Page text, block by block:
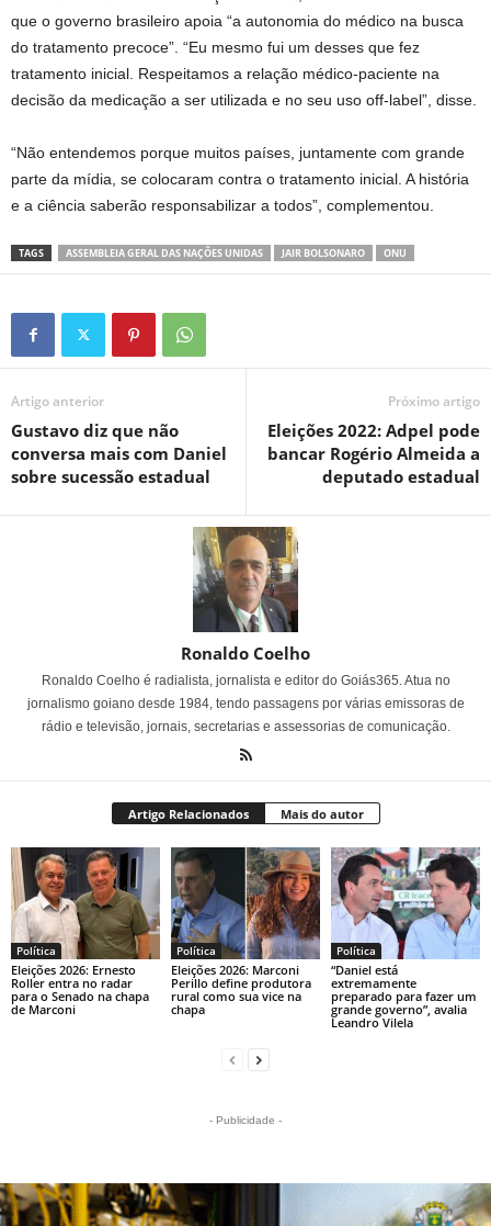
que o governo brasileiro apoia “a autonomia do médico na busca
do tratamento precoce”. “Eu mesmo fui um desses que fez
tratamento inicial. Respeitamos a relação médico-paciente na
decisão da medicação a ser utilizada e no seu uso off-label”, disse.
“Não entendemos porque muitos países, juntamente com grande
parte da mídia, se colocaram contra o tratamento inicial. A história
e a ciência saberão responsabilizar a todos”, complementou.
TAGS ASSEMBLEIA GERAL DAS NAÇÕES UNIDAS JAIR BOLSONARO ONU
Artigo anterior
Gustavo diz que não
conversa mais com Daniel
sobre sucessão estadual
Próximo artigo
Eleições 2022: Adpel pode
bancar Rogério Almeida a
deputado estadual
Ronaldo Coelho
Ronaldo Coelho é radialista, jornalista e editor do Goiás365. Atua no
jornalismo goiano desde 1984, tendo passagens por várias emissoras de
rádio e televisão, jornais, secretarias e assessorias de comunicação.
Artigo Relacionados Mais do autor
Política
Eleições 2026: Ernesto
Roller entra no radar
para o Senado na chapa
de Marconi
Política
Eleições 2026: Marconi
Perillo define produtora
rural como sua vice na
chapa
Política
“Daniel está
extremamente
preparado para fazer um
grande governo”, avalia
Leandro Vilela
- Publicidade -